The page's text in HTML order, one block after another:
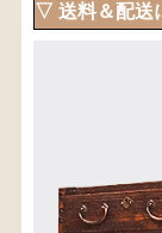
▽ 送料＆配送
・送料は、
・ご購入手
だくと、自